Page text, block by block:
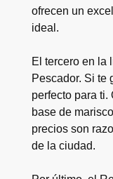
ofrecen un
ideal.
El tercero en la
Pescador. Si te
perfecto para ti.
base de
precios son
de la ciudad.